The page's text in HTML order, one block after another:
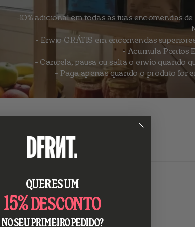
-10% adicional em todas as tuas encomendas de
- Envio GRÁTIS em encomendas
- Acumula Pontos
- Cancela, pausa ou salta o envio quando
- Paga apenas quando o produto for
QUERES UM
15%DESCONTO
NO SEU PRIMEIRO PEDIDO?